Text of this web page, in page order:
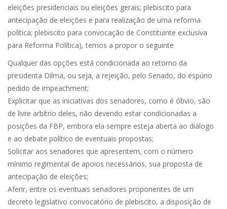
eleições presidenciais ou eleições gerais; plebiscito para
antecipação de eleições e para realização de uma reforma
política; plebiscito para convocação de Constituinte exclusiva
para Reforma Política), temos a propor o seguinte
Qualquer das opções está condicionada ao retorno da
presidenta Dilma, ou seja, a rejeição, pelo Senado, do espúrio
pedido de impeachment;
Explicitar que as iniciativas dos senadores, como é óbvio, são
de livre arbítrio deles, não devendo estar condicionadas a
posições da FBP, embora ela sempre esteja aberta ao diálogo
e ao debate político de eventuais propostas;
Solicitar aos senadores que apresentem, com o número
mínimo regimental de apoios necessários, sua proposta de
antecipação de eleições;
Aferir, entre os eventuais senadores proponentes de um
decreto legislativo convocatório de plebiscito, a disposição de